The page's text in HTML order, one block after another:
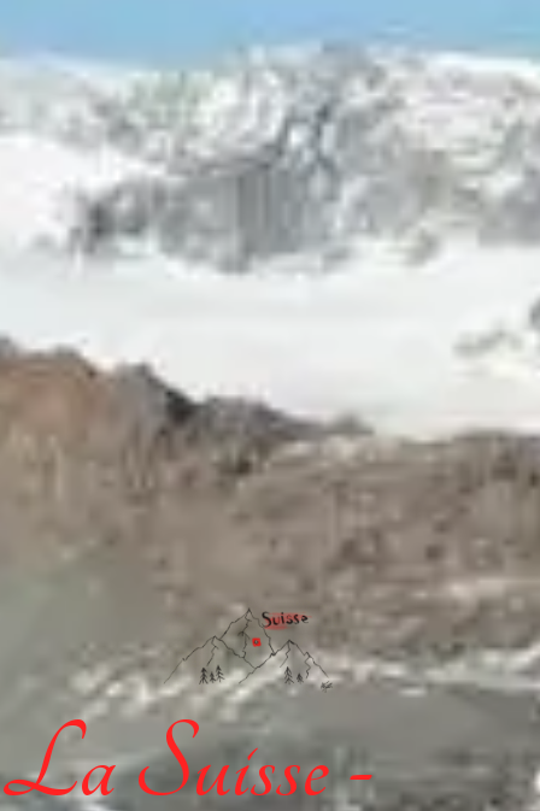
La Suisse -